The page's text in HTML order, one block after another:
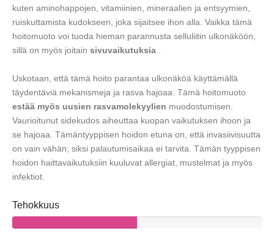
kuten aminohappojen, vitamiinien, mineraalien ja entsyymien,
ruiskuttamista kudokseen, joka sijaitsee ihon alla. Vaikka tämä
hoitomuoto voi tuoda hieman parannusta selluliitin ulkonäköön,
sillä on myös joitain sivuvaikutuksia .
Uskotaan, että tämä hoito parantaa ulkonäköä käyttämällä
täydentäviä mekanismeja ja rasva hajoaa. Tämä hoitomuoto
estää myös uusien rasvamolekyylien muodostumisen.
Vaurioitunut sidekudos aiheuttaa kuopan vaikutuksen ihoon ja
se hajoaa. Tämäntyyppisen hoidon etuna on, että invasiivisuutta
on vain vähän; siksi palautumisaikaa ei tarvita. Tämän tyyppisen
hoidon haittavaikutuksiin kuuluvat allergiat, mustelmat ja myös
infektiot.
Tehokkuus